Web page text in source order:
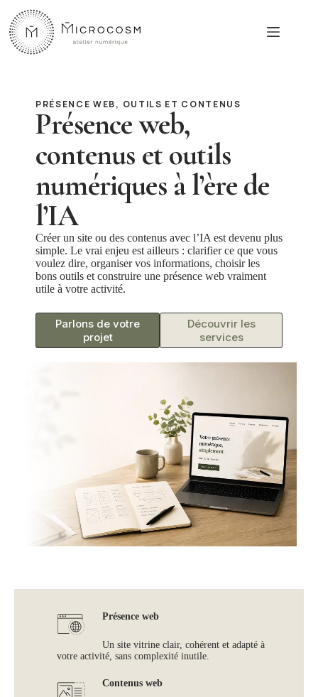
contenu
PRÉSENCE WEB, OUTILS ET CONTENUS
Présence web,
contenus et outils
numériques à l’ère de
l’IA
Créer un site ou des contenus avec l’IA est devenu plus
simple. Le vrai enjeu est ailleurs : clarifier ce que vous
voulez dire, organiser vos informations, choisir les
bons outils et construire une présence web vraiment
utile à votre activité.
Parlons de votre
projet
Découvrir les
services
Présence web
Un site vitrine clair, cohérent et adapté à
votre activité, sans complexité inutile.
Contenus web